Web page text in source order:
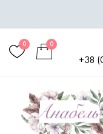
+38
0 0